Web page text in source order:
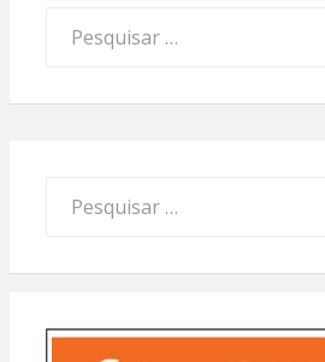
por:
por: